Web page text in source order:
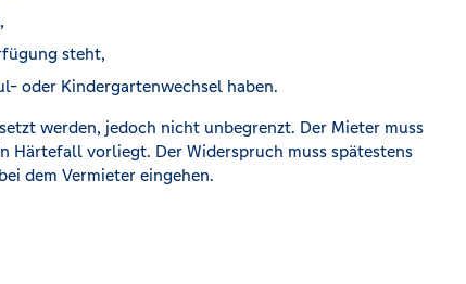
steht,
oder Kindergartenwechsel haben.
werden, jedoch nicht unbegrenzt. Der Mieter muss
Härtefall vorliegt. Der Widerspruch muss spätestens
dem Vermieter eingehen.